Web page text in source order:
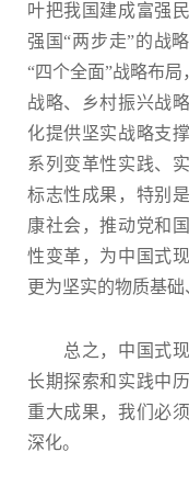
叶把我国建成富强
强国“两步走”的战
“四个全面”战略布
战略、乡村振兴战
化提供坚实战略支
系列变革性实践、
标志性成果，特别
康社会，推动党和
性变革，为中国式
更为坚实的物质基础
总之，中国式现
长期探索和实践中
重大成果，我们必
深化。